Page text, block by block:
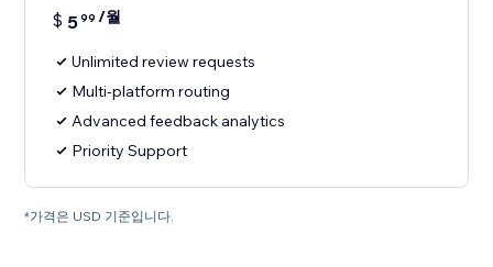
$ 599 /월
Unlimited review requests
Multi-platform routing
Advanced feedback analytics
Priority Support
*가격은 USD 기준입니다.